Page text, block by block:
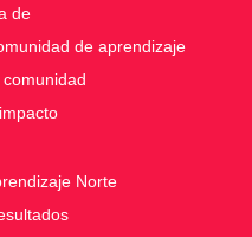
de
de aprendizaje
Norte